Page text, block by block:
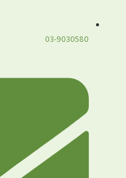
03-9030580